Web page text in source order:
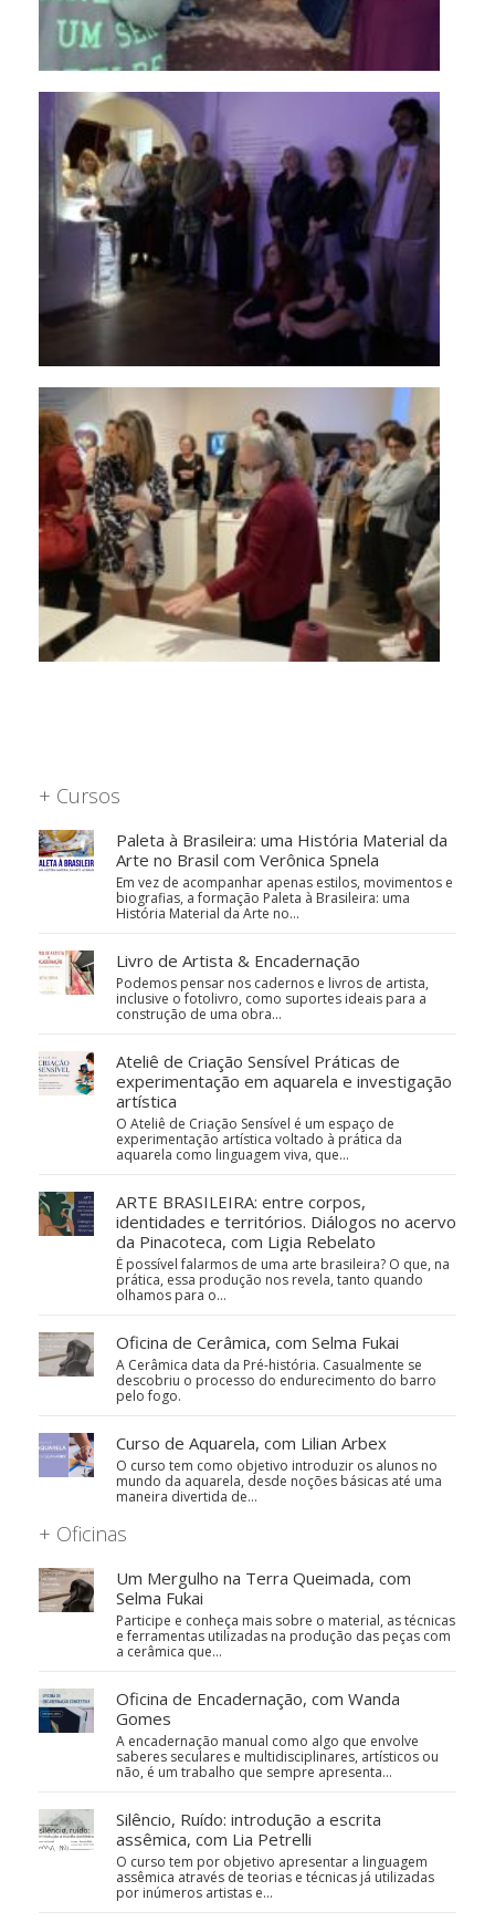
+ Cursos
Paleta à Brasileira: uma História Material da
Arte no Brasil com Verônica Spnela
Em vez de acompanhar apenas estilos, movimentos e
biografias, a formação Paleta à Brasileira: uma
História Material da Arte no…
Livro de Artista & Encadernação
Podemos pensar nos cadernos e livros de artista,
inclusive o fotolivro, como suportes ideais para a
construção de uma obra…
Ateliê de Criação Sensível Práticas de
experimentação em aquarela e investigação
artística
O Ateliê de Criação Sensível é um espaço de
experimentação artística voltado à prática da
aquarela como linguagem viva, que…
ARTE BRASILEIRA: entre corpos,
identidades e territórios. Diálogos no acervo
da Pinacoteca, com Ligia Rebelato
É possível falarmos de uma arte brasileira? O que, na
prática, essa produção nos revela, tanto quando
olhamos para o…
Oficina de Cerâmica, com Selma Fukai
A Cerâmica data da Pré-história. Casualmente se
descobriu o processo do endurecimento do barro
pelo fogo.
Curso de Aquarela, com Lilian Arbex
O curso tem como objetivo introduzir os alunos no
mundo da aquarela, desde noções básicas até uma
maneira divertida de…
+ Oficinas
Um Mergulho na Terra Queimada, com
Selma Fukai
Participe e conheça mais sobre o material, as técnicas
e ferramentas utilizadas na produção das peças com
a cerâmica que…
Oficina de Encadernação, com Wanda
Gomes
A encadernação manual como algo que envolve
saberes seculares e multidisciplinares, artísticos ou
não, é um trabalho que sempre apresenta…
Silêncio, Ruído: introdução a escrita
assêmica, com Lia Petrelli
O curso tem por objetivo apresentar a linguagem
assêmica através de teorias e técnicas já utilizadas
por inúmeros artistas e…